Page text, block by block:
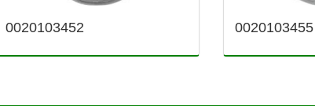
0020103452 0020103455